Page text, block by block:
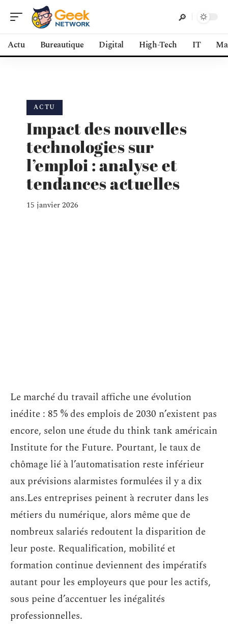
Actu Bureautique Digital High-Tech IT
ACTU
Impact des nouvelles
technologies sur
l’emploi : analyse et
tendances actuelles
15 janvier 2026
Le marché du travail affiche une évolution
inédite : 85 % des emplois de 2030 n’existent pas
encore, selon une étude du think tank américain
Institute for the Future. Pourtant, le taux de
chômage lié à l’automatisation reste inférieur
aux prévisions alarmistes formulées il y a dix
ans.Les entreprises peinent à recruter dans les
métiers du numérique, alors même que de
nombreux salariés redoutent la disparition de
leur poste. Requalification, mobilité et
formation continue deviennent des impératifs
autant pour les employeurs que pour les actifs,
sous peine d’accentuer les inégalités
professionnelles.